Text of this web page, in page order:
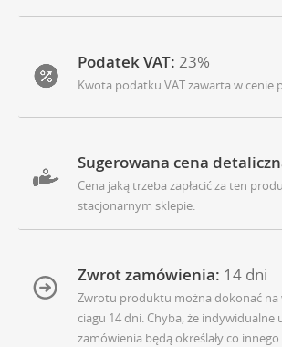
Podatek VAT: 23%
Kwota podatku VAT zawarta w cenie
Sugerowana cena
Cena jaką trzeba zapłacić za ten
stacjonarnym sklepie.
Zwrot zamówienia: 14 dni
Zwrotu produktu można dokonać na
ciagu 14 dni. Chyba, że indywidualne
zamówienia będą określały co